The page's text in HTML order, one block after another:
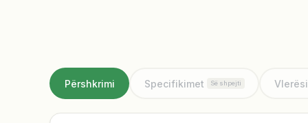
Përshkrimi Specifikimet Së shpejti